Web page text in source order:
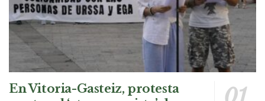
En Vitoria-Gasteiz, protesta